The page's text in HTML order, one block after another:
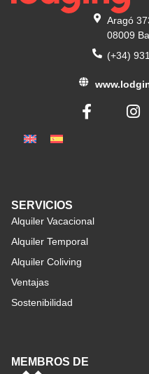
Aragó
08009
(+34)
SERVICIOS
Alquiler Vacacional
Alquiler Temporal
Alquiler Coliving
Ventajas
Sostenibilidad
MEMBROS DE